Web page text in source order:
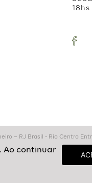
18hs
– RJ Brasil - Rio Centro